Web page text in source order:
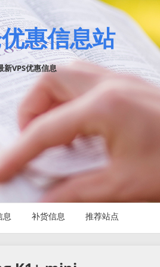
惠信息站
新VPS优惠信息
息 补货信息 推荐站点